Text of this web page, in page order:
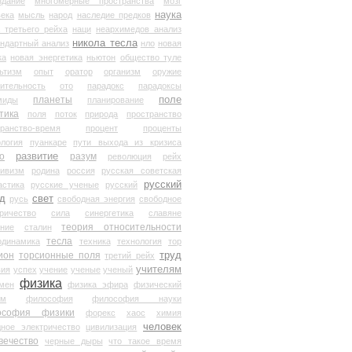
мысль народ наследие предков наука
третьего рейха наци
неархимедов анализ
анализ никола тесла нло новая
новая энергетика ньютон общество туле
опыт оратор организм
оружие
ото парадокс
парадоксы
планеты планирование
поле
поля поток природа
пространство
время
процент
проценты
пуанкаре пути выхода из кризиса
развитие разум революция
рейх
родина россия
русская советская
русские ученые русский
русский
русь свет свободная энергия свободное
сила синергетика
славяне
сталин теория относительности
тесла техника технология тор
торсионные поля третий рейх труд
успех учение ученые ученый учителям
физика физика эфира
физический
философия философия науки
физики форекс хаос
химия
электричество
цивилизация человек
черные дыры
что такое время